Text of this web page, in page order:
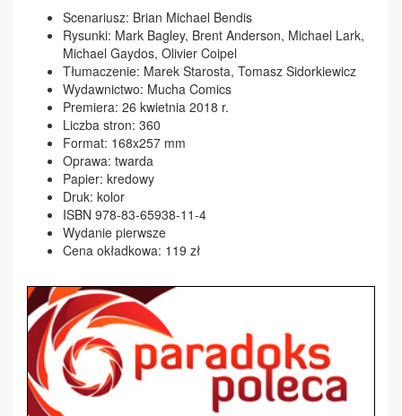
Scenariusz: Brian Michael Bendis
Rysunki: Mark Bagley, Brent Anderson, Michael Lark,
Michael Gaydos, Olivier Coipel
Tłumaczenie: Marek Starosta, Tomasz Sidorkiewicz
Wydawnictwo: Mucha Comics
Premiera: 26 kwietnia 2018 r.
Liczba stron: 360
Format: 168x257 mm
Oprawa: twarda
Papier: kredowy
Druk: kolor
ISBN 978-83-65938-11-4
Wydanie pierwsze
Cena okładkowa: 119 zł